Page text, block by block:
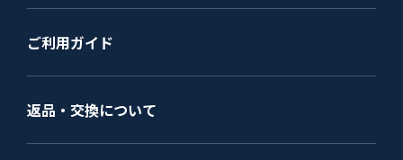
ご利用ガイド
返品・交換について